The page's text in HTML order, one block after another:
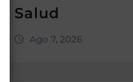
Salud
Ago 7, 2026